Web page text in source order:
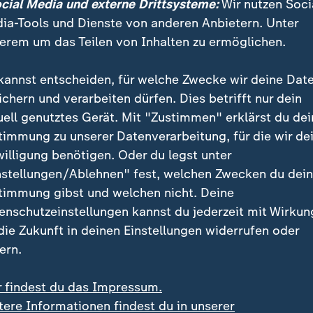
zwei Melonen und nehmen eine selbst mit nach
zur Stärkung.
Offensive der Ukraine: Russland
Media und externe Drittsysteme:Wir nutzen
Tools und Dienste von anderen Anbietern. Unter
um das Teilen von Inhalten zu ermöglichen.
entscheiden, für welche Zwecke wir deine
und verarbeiten dürfen. Dies betrifft nur dein
genutztes Gerät. Mit "Zustimmen" erklärst du
zu unserer Datenverarbeitung, für die wir
benötigen. Oder du legst unter
Ablehnen" fest, welchen Zwecken du
gibst und welchen nicht. Deine
kannst du jederzeit mit
Zukunft in deinen Einstellungen widerrufen oder
findest du das Impressum.
Informationen findest du in unserer